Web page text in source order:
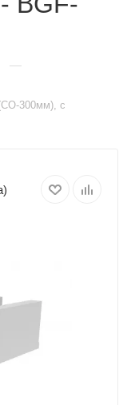
—
300мм), с